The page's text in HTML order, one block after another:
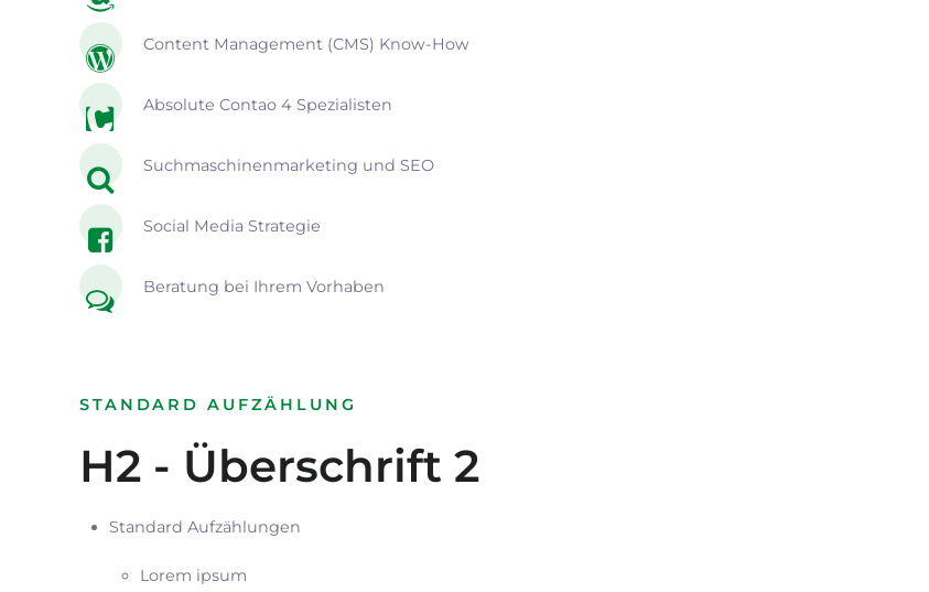
Content Management (CMS) Know-How
Absolute Contao 4 Spezialisten
Suchmaschinenmarketing und SEO
Social Media Strategie
Beratung bei Ihrem Vorhaben
STANDARD AUFZÄHLUNG
H2 - Überschrift 2
Standard Aufzählungen
Lorem ipsum